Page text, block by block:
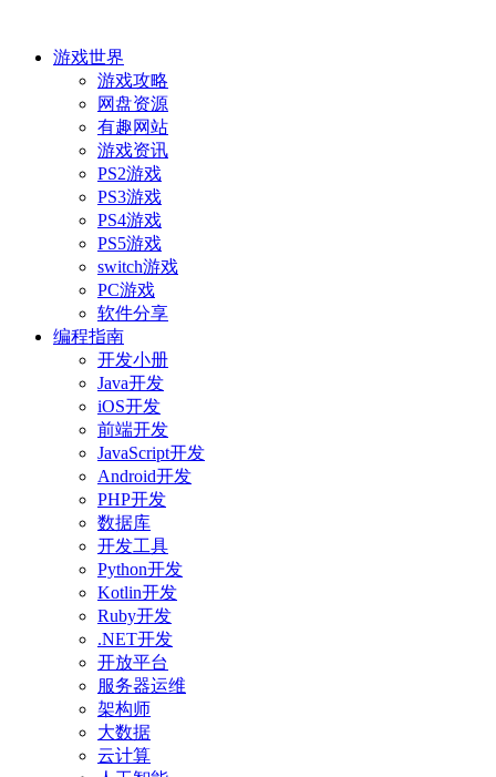
游戏世界
游戏攻略
网盘资源
有趣网站
游戏资讯
PS2游戏
PS3游戏
PS4游戏
PS5游戏
switch游戏
PC游戏
软件分享
编程指南
开发小册
Java开发
iOS开发
前端开发
JavaScript开发
Android开发
PHP开发
数据库
开发工具
Python开发
Kotlin开发
Ruby开发
.NET开发
开放平台
服务器运维
架构师
大数据
云计算